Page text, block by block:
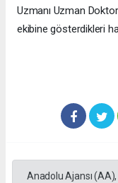
Uzmanı Uzman
ekibine gösterdikleri
Anadolu Ajansı